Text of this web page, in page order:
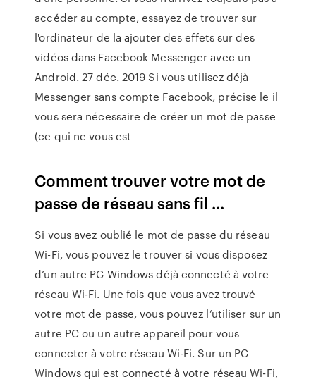
accéder au compte, essayez de trouver sur
l'ordinateur de la ajouter des effets sur des
vidéos dans Facebook Messenger avec un
Android. 27 déc. 2019 Si vous utilisez déjà
Messenger sans compte Facebook, précise le il
vous sera nécessaire de créer un mot de passe
(ce qui ne vous est
Comment trouver votre mot de
passe de réseau sans fil ...
Si vous avez oublié le mot de passe du réseau
Wi-Fi, vous pouvez le trouver si vous disposez
d’un autre PC Windows déjà connecté à votre
réseau Wi-Fi. Une fois que vous avez trouvé
votre mot de passe, vous pouvez l’utiliser sur un
autre PC ou un autre appareil pour vous
connecter à votre réseau Wi-Fi. Sur un PC
Windows qui est connecté à votre réseau Wi-Fi,